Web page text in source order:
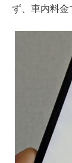
ず、車内料金